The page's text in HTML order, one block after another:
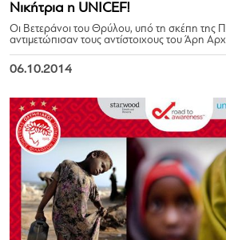
Νικήτρια η UNICEF!
Οι Βετεράνοι του Θρύλου, υπό τη σκέπη της
αντιμετώπισαν τους αντίστοιχους του Άρη
06.10.2014